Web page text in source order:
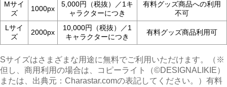
Mサイ
ズ
1000px
5,000円（税抜）／1キ
ャラクターにつき
有料グッズ商品への利用
不可
Lサイ
ズ
2000px
10,000円（税抜）／1
キャラクターにつき
有料グッズ商品利用可
Sサイズはさまざまな用途に無料でご利用いただけます。（※
但し、商用利用の場合は、コピーライト（©︎DESIGNALIKIE）
または、出典元：Charastar.comの表記してください。）有料